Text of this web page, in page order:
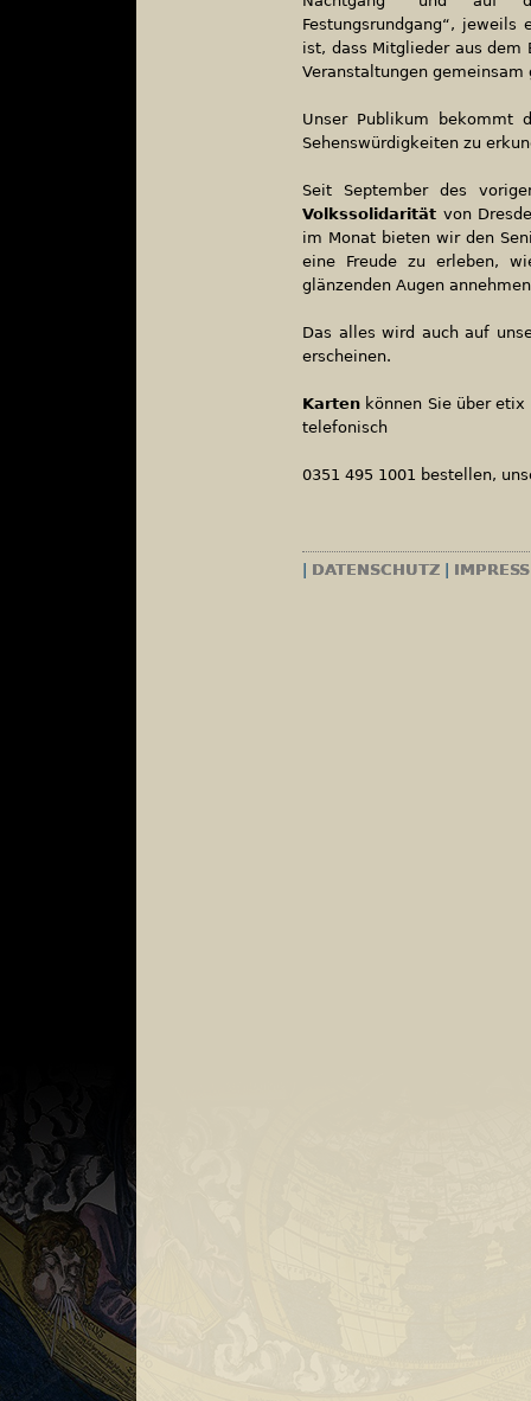
Festungsrundgang“,
ist, dass Mitglieder aus dem
Veranstaltungen
Unser Publikum bekommt
Sehenswürdigkeiten zu
Seit September des
Volkssolidarität von
im Monat bieten wir den
eine Freude zu erleben,
glänzenden Augen
Das alles wird auch auf
erscheinen.
Karten können Sie über
telefonisch
0351 495 1001 bestellen,
DATENSCHUTZ